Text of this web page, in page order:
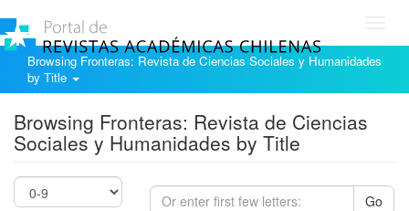
Browsing Fronteras: Revista de Ciencias Sociales y Humanidades
by Title
Browsing Fronteras: Revista de Ciencias
Sociales y Humanidades by Title
Go